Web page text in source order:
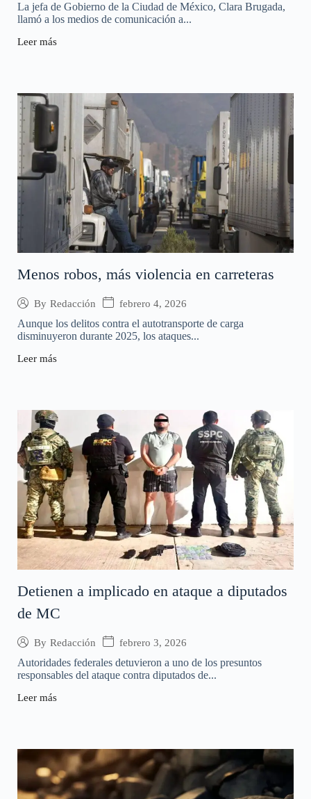
La jefa de Gobierno de la Ciudad de México, Clara Brugada,
llamó a los medios de comunicación a...
Leer más
Menos robos, más violencia en carreteras
By Redacción febrero 4, 2026
Aunque los delitos contra el autotransporte de carga
disminuyeron durante 2025, los ataques...
Leer más
Detienen a implicado en ataque a diputados
de MC
By Redacción febrero 3, 2026
Autoridades federales detuvieron a uno de los presuntos
responsables del ataque contra diputados de...
Leer más